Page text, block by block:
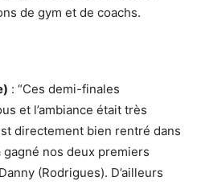
de gym et de coachs.
: “Ces demi-finales
et l’ambiance était très
directement bien rentré dans
gagné nos deux premiers
(Rodrigues). D’ailleurs